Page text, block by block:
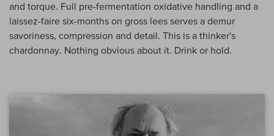
and torque. Full pre-fermentation oxidative handling and a
laissez-faire six-months on gross lees serves a demur
savoriness, compression and detail. This is a thinker's
chardonnay. Nothing obvious about it. Drink or hold.